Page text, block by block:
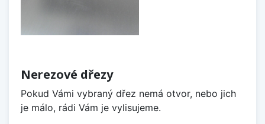
Nerezové dřezy
Pokud Vámi vybraný dřez nemá otvor, nebo jich
je málo, rádi Vám je vylisujeme.